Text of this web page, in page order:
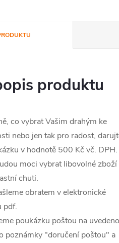
produktu
co vybrat Vašim drahým ke
nebo jen tak pro radost,
v hodnotě 500 Kč vč. DPH.
moci vybrat libovolné zboží
chuti.
obratem v elektronické
pdf.
poukázku poštou na
poznámky "doručení poštou" a